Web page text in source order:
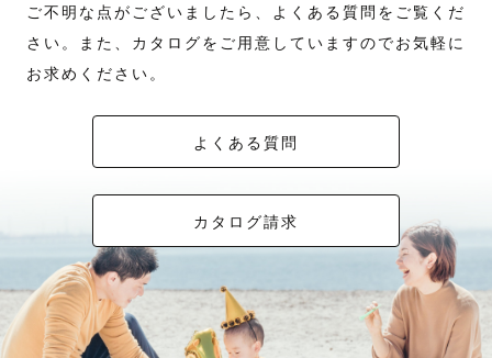
ご不明な点がございましたら、よくある質問をご覧くだ
さい。また、カタログをご用意していますのでお気軽に
お求めください。
よくある質問
カタログ請求